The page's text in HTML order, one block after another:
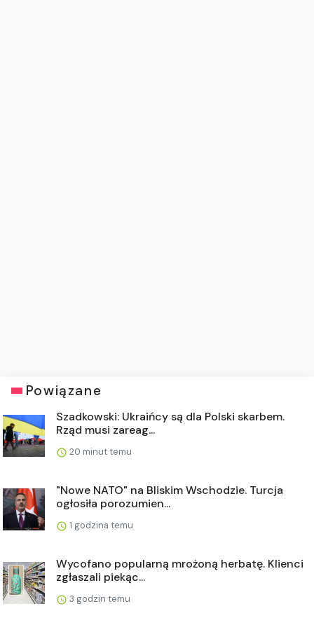
Powiązane
Szadkowski: Ukraińcy są dla Polski skarbem.
Rząd musi zareag...
20 minut temu
"Nowe NATO" na Bliskim Wschodzie. Turcja
ogłosiła porozumien...
1 godzina temu
Wycofano popularną mrożoną herbatę. Klienci
zgłaszali piekąc...
3 godzin temu